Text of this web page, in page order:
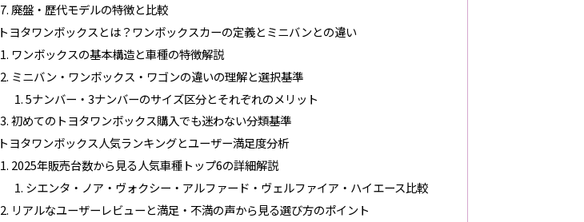
廃盤・歴代モデルの特徴と比較
トヨタワンボックスとは？ワンボックスカーの定義とミニバンとの違い
ワンボックスの基本構造と車種の特徴解説
ミニバン・ワンボックス・ワゴンの違いの理解と選択基準
5ナンバー・3ナンバーのサイズ区分とそれぞれのメリット
初めてのトヨタワンボックス購入でも迷わない分類基準
トヨタワンボックス人気ランキングとユーザー満足度分析
2025年販売台数から見る人気車種トップ6の詳細解説
シエンタ・ノア・ヴォクシー・アルファード・ヴェルファイア・ハイエース比較
リアルなユーザーレビューと満足・不満の声から見る選び方のポイント